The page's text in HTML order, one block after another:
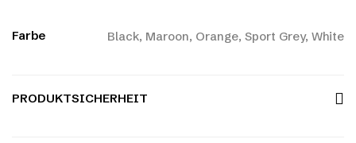
Farbe Black, Maroon, Orange, Sport Grey, White
PRODUKTSICHERHEIT